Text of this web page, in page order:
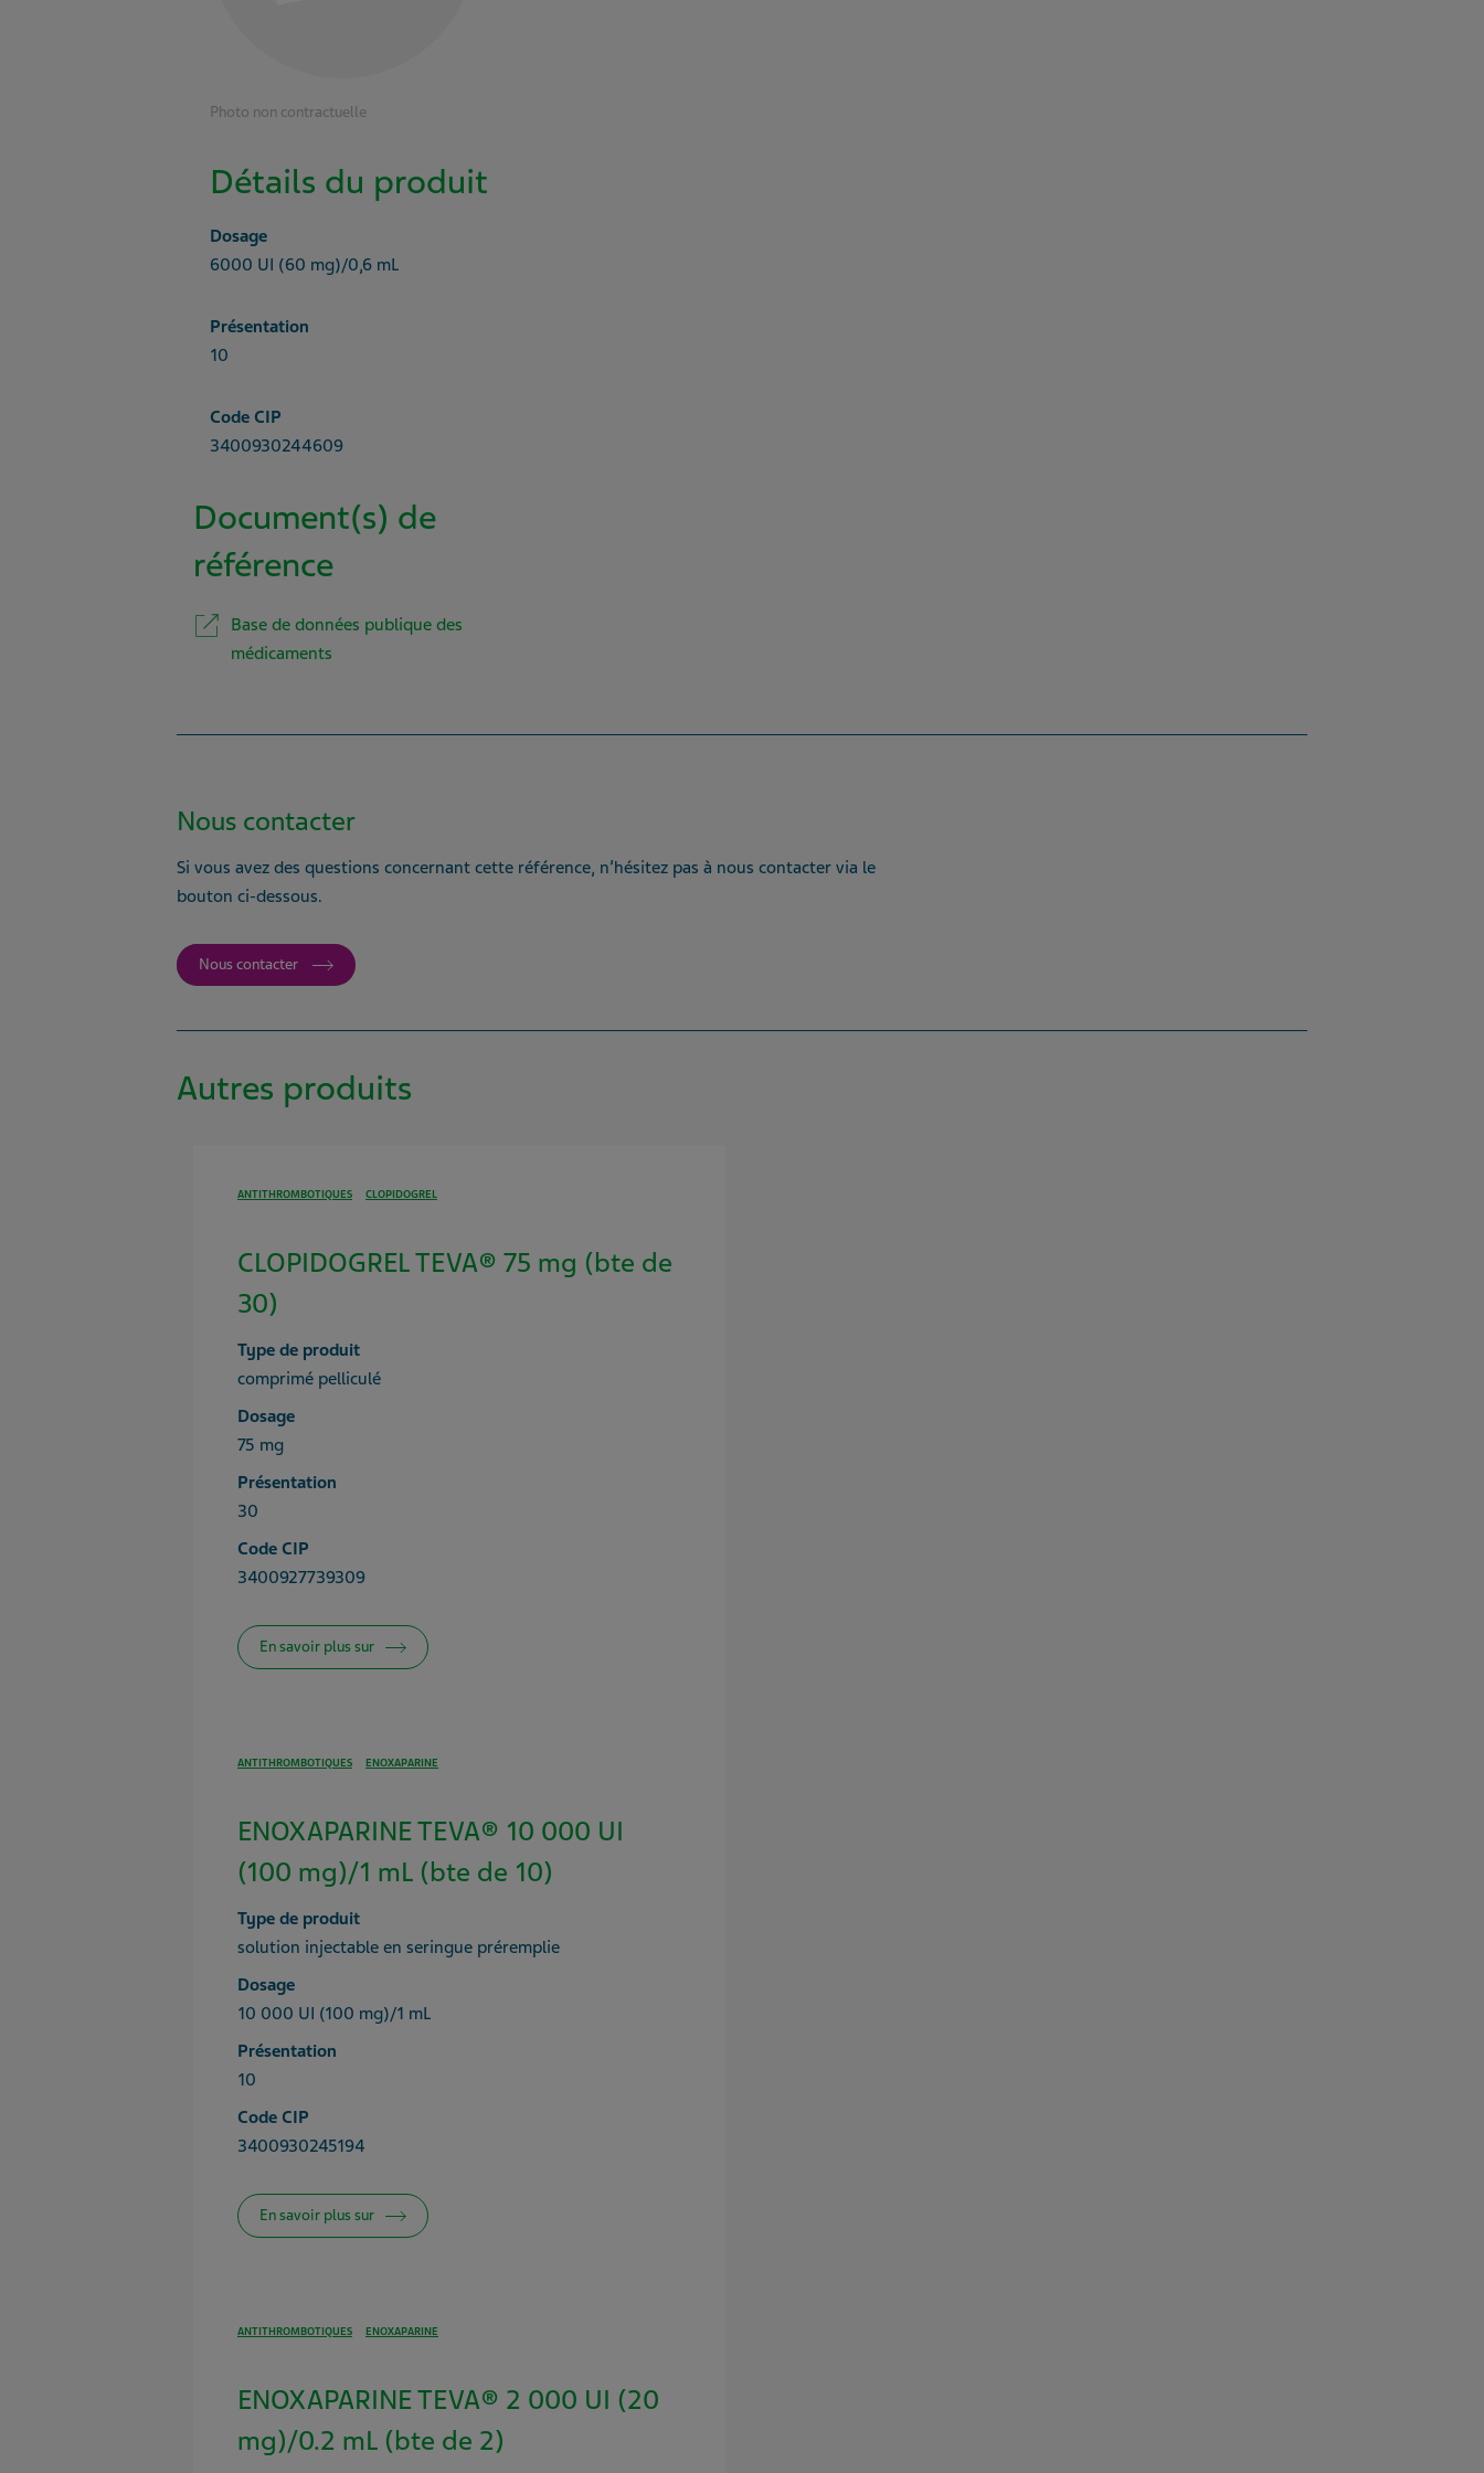
Photo non contractuelle
Détails du produit
Dosage
6000 UI (60 mg)/0,6 mL
Présentation
10
Code CIP
3400930244609
Document(s) de
référence
Base de données publique des
médicaments
Nous contacter
Si vous avez des questions concernant cette référence, n’hésitez pas à nous contacter via le
bouton ci-dessous.
Nous contacter
Autres produits
ANTITHROMBOTIQUES CLOPIDOGREL
CLOPIDOGREL TEVA® 75 mg (bte de
30)
Type de produit
comprimé pelliculé
Dosage
75 mg
Présentation
30
Code CIP
3400927739309
En savoir plus sur
ANTITHROMBOTIQUES ENOXAPARINE
ENOXAPARINE TEVA® 10 000 UI
(100 mg)/1 mL (bte de 10)
Type de produit
solution injectable en seringue préremplie
Dosage
10 000 UI (100 mg)/1 mL
Présentation
10
Code CIP
3400930245194
En savoir plus sur
ANTITHROMBOTIQUES ENOXAPARINE
ENOXAPARINE TEVA® 2 000 UI (20
mg)/0.2 mL (bte de 2)